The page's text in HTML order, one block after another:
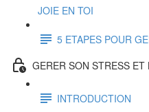
JOIE EN TOI
5 ETAPES POUR
GERER SON STRESS
INTRODUCTION